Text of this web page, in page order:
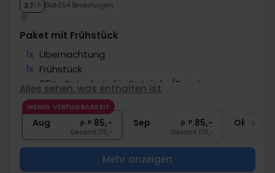
3.7/ 5 Gut 254 Bewertungen
Paket mit Frühstück
1x Übernachtung
1x Frühstück
∞ 35Kr. Gutschein für Getränke/Snacks
∞ Gratis Parken
1x Kaffee zum Mitnehmen
Alles sehen, was enthalten ist
WENIG VERFÜGBARKEIT
Aug p. P.85,-
Gesamt 170,-
Sep p. P.85,-
Gesamt 170,-
Okt
Mehr anzeigen